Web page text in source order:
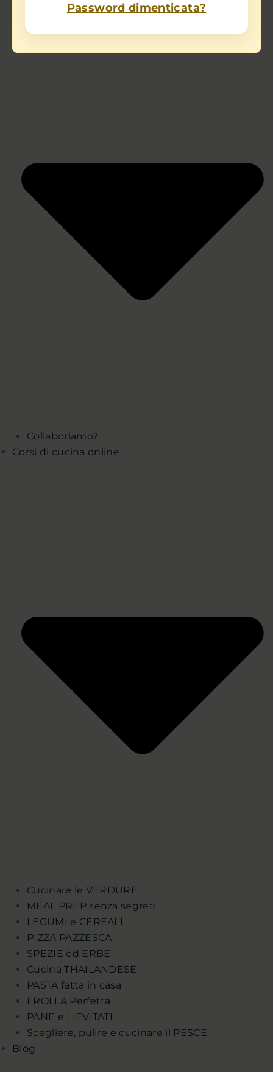
Collaboriamo?
Corsi di cucina online
Cucinare le VERDURE
MEAL PREP senza segreti
LEGUMI e CEREALI
PIZZA PAZZESCA
SPEZIE ed ERBE
Cucina THAILANDESE
PASTA fatta in casa
FROLLA Perfetta
PANE e LIEVITATI
Scegliere, pulire e cucinare il PESCE
Blog
Password dimenticata?